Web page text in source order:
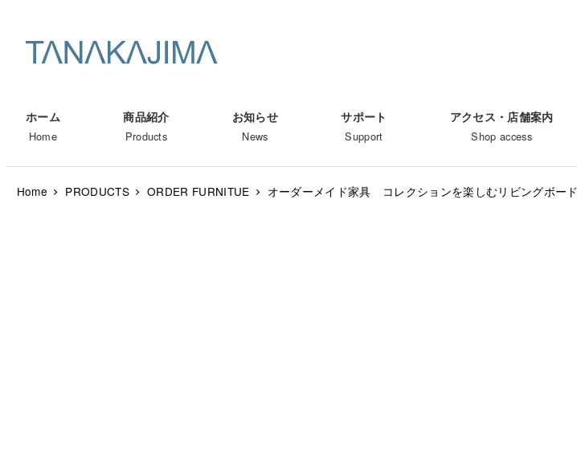
へ
ホーム
Home
商品紹介
Products
お知らせ
News
サポート
Support
アクセス・店舗案内
Shop access
Home PRODUCTS ORDER FURNITUE オーダーメイド家具 コレクションを楽しむリビングボード